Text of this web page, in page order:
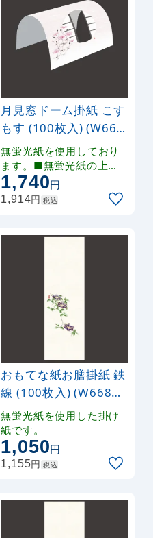
月見窓ドーム掛紙 こす
もす (100枚入) (W662
32)
無蛍光紙を使用しており
ます。■無蛍光紙の上に
雲竜和紙風の印刷を施し
ております。印刷により
多少の色みの違いが生じ
1,740円
1,914円 税込
おもてな紙お膳掛紙 鉄
線 (100枚入) (W66811
)
無蛍光紙を使用した掛け
紙です。
1,050円
1,155円 税込